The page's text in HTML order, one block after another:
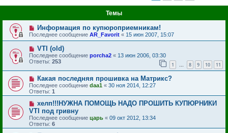
Темы
Информация по купюроприемникам!
Последнее сообщение AR_Favorit « 15 июн 2007, 15:07
VTI (old)
Последнее сообщение porcha2 « 13 июн 2006, 03:30
Ответы: 253 1 … 8 9 10 11
Какая последняя прошивка на Матрикс?
Последнее сообщение daa1 « 30 ноя 2014, 12:27
Ответы: 1
хелп!!!НУЖНА ПОМОЩЬ НАДО ПРОШИТЬ КУПЮРНИКИ
VTI под гривну
Последнее сообщение царь « 09 окт 2012, 13:34
Ответы: 6